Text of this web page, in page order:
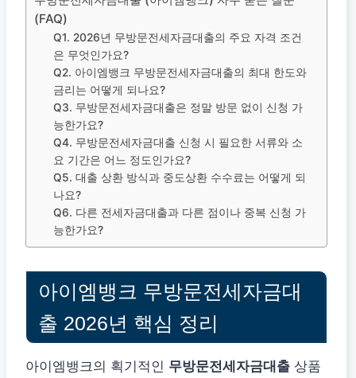
(FAQ)
Q1. 2026년 무방문전세자금대출의 주요 자격 조건
은 무엇인가요?
Q2. 아이엠뱅크 무방문전세자금대출의 최대 한도와
금리는 어떻게 되나요?
Q3. 무방문전세자금대출은 정말 방문 없이 신청 가
능한가요?
Q4. 무방문전세자금대출 신청 시 필요한 서류와 소
요 기간은 어느 정도인가요?
Q5. 대출 상환 방식과 중도상환 수수료는 어떻게 되
나요?
Q6. 다른 전세자금대출과 다른 점이나 중복 신청 가
능한가요?
아이엠뱅크 무방문전세자금대
출 2026년 핵심 정리
아이엠뱅크의 획기적인 무방문전세자금대출 상품